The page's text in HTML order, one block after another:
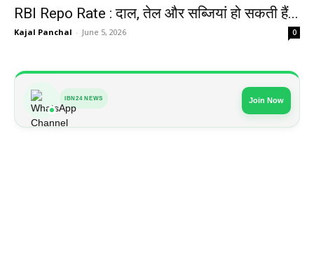
RBI Repo Rate : दाल, तेल और सब्जियां हो सकती हैं...
Kajal Panchal - June 5, 2026 0
IBN24 NEWS Join Now